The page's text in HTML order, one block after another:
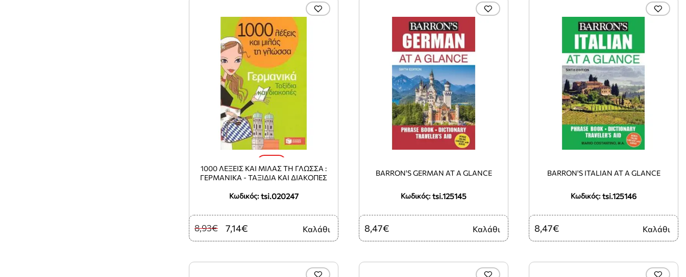
Κωδικός: tsi.020247
1000 ΛΕΞΕΙΣ ΚΑΙ ΜΙΛΑΣ ΤΗ ΓΛΩΣΣΑ :
ΓΕΡΜΑΝΙΚΑ - ΤΑΞΙΔΙΑ ΚΑΙ ΔΙΑΚΟΠΕΣ
7,14€
8,93€ Καλάθι
Κωδικός: tsi.125145
BARRON'S GERMAN AT A GLANCE
8,47€ Καλάθι
Κωδικός: tsi.125146
BARRON'S ITALIAN AT A GLANCE
8,47€ Καλάθι